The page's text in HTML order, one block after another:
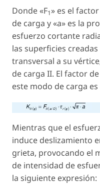
Donde «F1» es el
de carga y «a» es la
esfuerzo cortante
las superficies
transversal a su
de carga II. El factor
este modo de carga
Mientras que el
induce deslizamiento
grieta, provocando el
de intensidad de
la siguiente expresión: